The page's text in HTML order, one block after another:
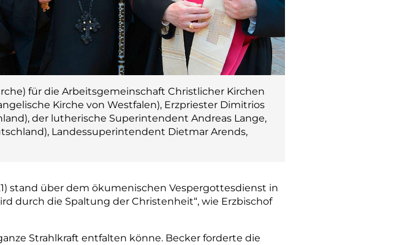
für die Arbeitsgemeinschaft Christlicher Kirchen
Kirche von Westfalen), Erzpriester Dimitrios
der lutherische Superintendent Andreas Lange,
Landessuperintendent Dietmar Arends,
stand über dem ökumenischen Vespergottesdienst in
durch die Spaltung der Christenheit“, wie Erzbischof
Strahlkraft entfalten könne. Becker forderte die